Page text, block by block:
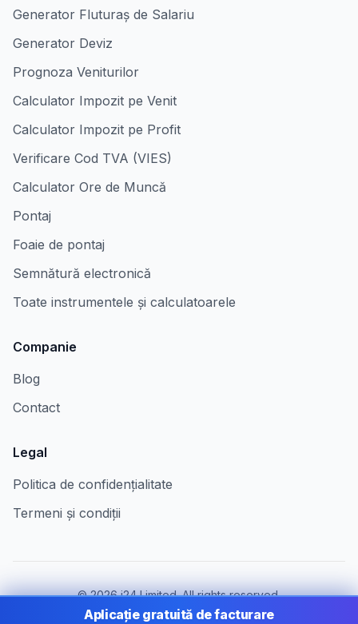
Generator Fluturaș de Salariu
Generator Deviz
Prognoza Veniturilor
Calculator Impozit pe Venit
Calculator Impozit pe Profit
Verificare Cod TVA (VIES)
Calculator Ore de Muncă
Pontaj
Foaie de pontaj
Semnătură electronică
Toate instrumentele și calculatoarele
Companie
Blog
Contact
Legal
Politica de confidențialitate
Termeni și condiții
©2026i24 Limited. All rights reserved.
Pentru companii în Romania
Aplicație gratuită de facturare